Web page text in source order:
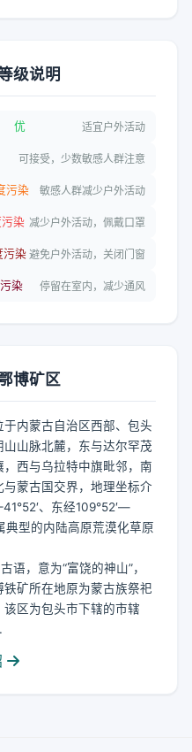
级说明
优 适宜户外活动
可接受，少数敏感人群注意
污染 敏感人群减少户外活动
染 减少户外活动，佩戴口罩
污染 避免户外活动，关闭门窗
染 停留在室内，减少通风
博矿区
于内蒙古自治区西部、包头
山脉北麓，东与达尔罕茂
，西与乌拉特中旗毗邻，南
蒙古国交界，地理坐标介
、东经109°52′—
典型的内陆高原荒漠化草原
语，意为“富饶的神山”，
铁矿所在地原为蒙古族祭祀
该区为包头市下辖的市辖